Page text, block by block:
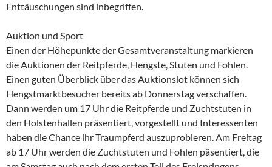
Enttäuschungen sind inbegriffen.
Auktion und Sport
Einen der Höhepunkte der Gesamtveranstaltung markieren
die Auktionen der Reitpferde, Hengste, Stuten und Fohlen.
Einen guten Überblick über das Auktionslot können sich
Hengstmarktbesucher bereits ab Donnerstag verschaffen.
Dann werden um 17 Uhr die Reitpferde und Zuchtstuten in
den Holstenhallen präsentiert, vorgestellt und Interessenten
haben die Chance ihr Traumpferd auszuprobieren. Am Freitag
ab 17 Uhr werden die Zuchtstuten und Fohlen päsentiert, die